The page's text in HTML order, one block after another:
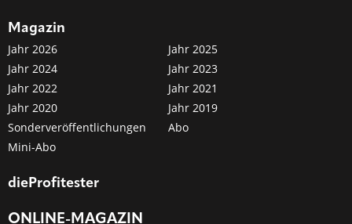
Magazin
Jahr 2026
Jahr 2025
Jahr 2024
Jahr 2023
Jahr 2022
Jahr 2021
Jahr 2020
Jahr 2019
Sonderveröffentlichungen
Abo
Mini-Abo
dieProfitester
ONLINE-MAGAZIN